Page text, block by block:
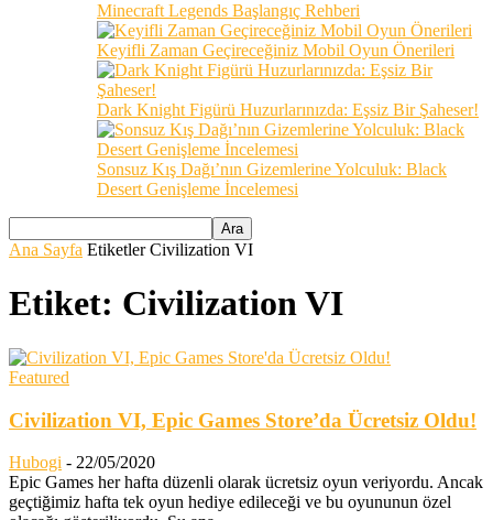
Minecraft Legends Başlangıç Rehberi
Keyifli Zaman Geçireceğiniz Mobil Oyun Önerileri
Dark Knight Figürü Huzurlarınızda: Eşsiz Bir Şaheser!
Sonsuz Kış Dağı’nın Gizemlerine Yolculuk: Black
Desert Genişleme İncelemesi
Ana Sayfa Etiketler Civilization VI
Etiket: Civilization VI
Featured
Civilization VI, Epic Games Store’da Ücretsiz Oldu!
Hubogi - 22/05/2020
Epic Games her hafta düzenli olarak ücretsiz oyun veriyordu. Ancak
geçtiğimiz hafta tek oyun hediye edileceği ve bu oyununun özel